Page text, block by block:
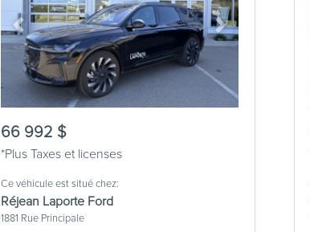
Previous Next
66 992 $
*Plus Taxes et licenses
Ce véhicule est situé chez:
Réjean Laporte Ford
1881 Rue Principale